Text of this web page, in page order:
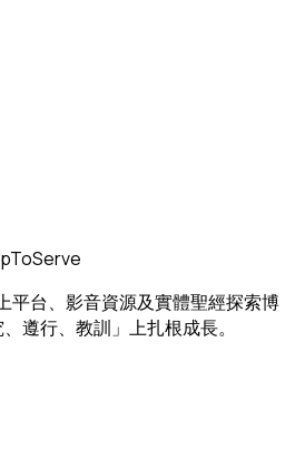
平台、影音資源及實體聖經探索博
遵行、教訓」上扎根成長。